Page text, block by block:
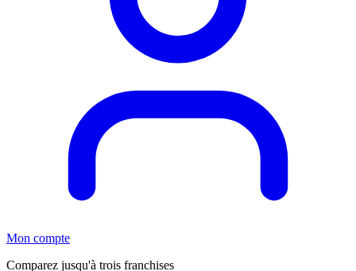
Mon compte
Comparez jusqu'à trois franchises